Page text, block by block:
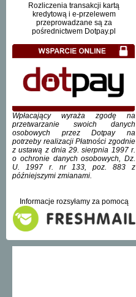
Rozliczenia transakcji kartą
kredytową i e-przelewem
przeprowadzane są za
pośrednictwem Dotpay.pl
Wpłacający wyraża zgodę na
przetwarzanie swoich danych
osobowych przez Dotpay na
potrzeby realizacji Płatności zgodnie
z ustawą z dnia 29. sierpnia 1997 r.
o ochronie danych osobowych, Dz.
U. 1997 r. nr 133, poz. 883 z
późniejszymi zmianami.
Informacje rozsyłamy za pomocą